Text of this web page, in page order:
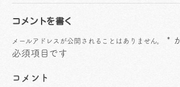
コメントを書く
メールアドレスが公開されることはありません。 *
必須項目です
コメント